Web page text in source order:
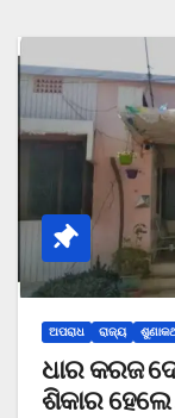
ଅପରାଧ ରାଜ୍ୟ
ଧାର କରଜ
ଶିକାର